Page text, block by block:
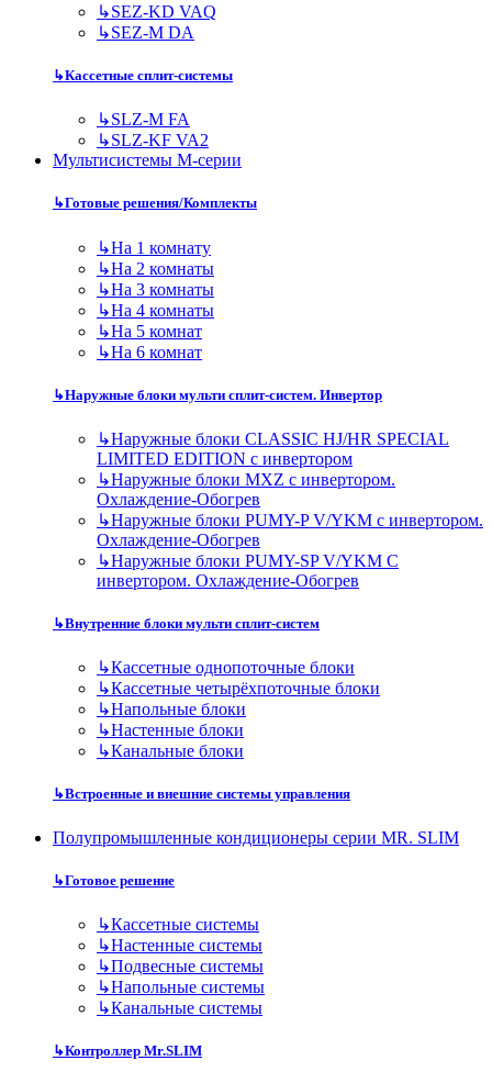
↳SEZ-KD VAQ
↳SEZ-M DA
↳Кассетные сплит-системы
↳SLZ-M FA
↳SLZ-KF VA2
Мультисистемы M-серии
↳Готовые решения/Комплекты
↳На 1 комнату
↳На 2 комнаты
↳На 3 комнаты
↳На 4 комнаты
↳На 5 комнат
↳На 6 комнат
↳Наружные блоки мульти сплит-систем. Инвертор
↳Наружные блоки CLASSIC HJ/HR SPECIAL
LIMITED EDITION с инвертором
↳Наружные блоки MXZ с инвертором.
Охлаждение-Обогрев
↳Наружные блоки PUMY-P V/YKM с инвертором.
Охлаждение-Обогрев
↳Наружные блоки PUMY-SP V/YKM С
инвертором. Охлаждение-Обогрев
↳Внутренние блоки мульти сплит-систем
↳Кассетные однопоточные блоки
↳Кассетные четырёхпоточные блоки
↳Напольные блоки
↳Настенные блоки
↳Канальные блоки
↳Встроенные и внешние системы управления
Полупромышленные кондиционеры серии MR. SLIM
↳Готовое решение
↳Кассетные системы
↳Настенные системы
↳Подвесные системы
↳Напольные системы
↳Канальные системы
↳Контроллер Mr.SLIM